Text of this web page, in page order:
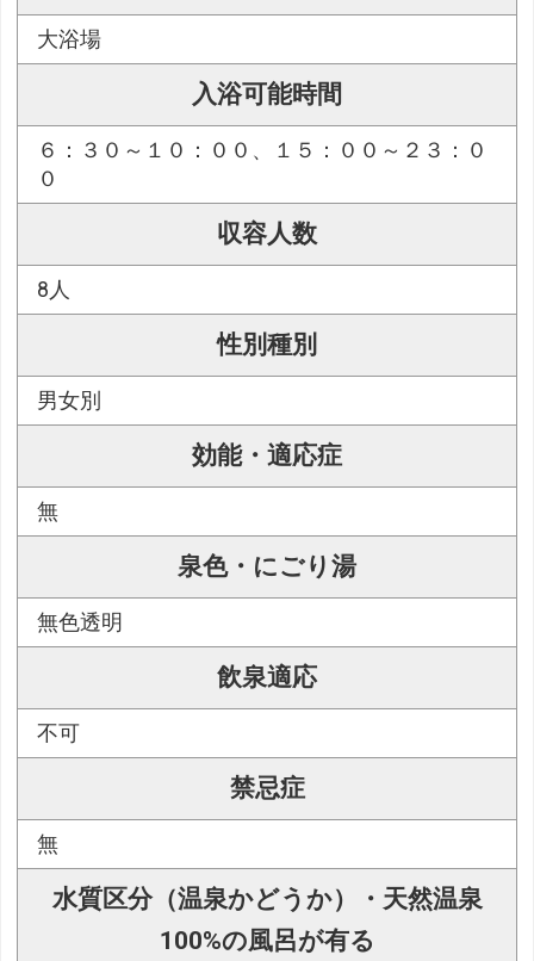
大浴場
入浴可能時間
６：３０～１０：００、１５：００～２３：０
０
収容人数
8人
性別種別
男女別
効能・適応症
無
泉色・にごり湯
無色透明
飲泉適応
不可
禁忌症
無
水質区分（温泉かどうか）・天然温泉
100%の風呂が有る